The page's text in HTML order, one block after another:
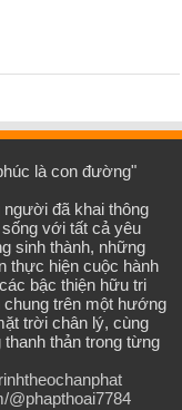
là con đường"
đã khai thông
với tất cả yêu
sinh thành, những
thực hiện cuộc hành
bậc thiện hữu tri
trên một hướng
trời chân lý, cùng
thản trong từng
@phapthoai7784